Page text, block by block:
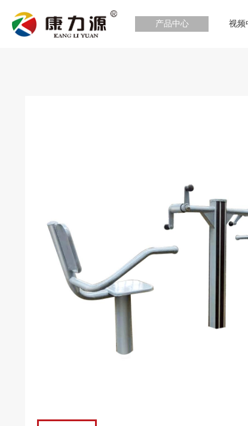
产品中心 视频